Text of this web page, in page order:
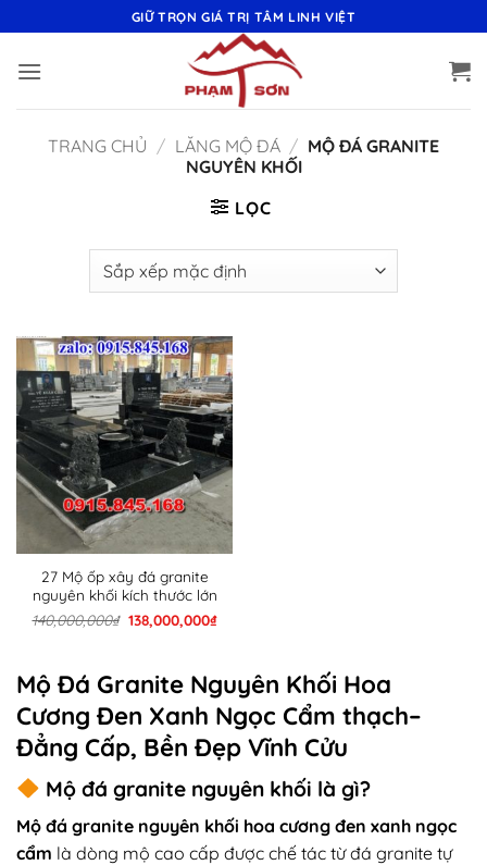
qua
nội
GIỮ TRỌN GIÁ TRỊ TÂM LINH VIỆT
TRANG CHỦ / LĂNG MỘ ĐÁ / MỘ ĐÁ GRANITE
NGUYÊN KHỐI
LỌC
27 Mộ ốp xây đá granite
nguyên khối kích thước lớn
140,000,000₫ Giá
gốc
138,000,000₫Giá
138,000,000₫.
Mộ Đá Granite Nguyên Khối Hoa
Cương Đen Xanh Ngọc Cẩm thạch–
Đẳng Cấp, Bền Đẹp Vĩnh Cửu
Mộ đá granite nguyên khối là gì?
Mộ đá granite nguyên khối hoa cương đen xanh ngọc
cẩm là dòng mộ cao cấp được chế tác từ đá granite tự